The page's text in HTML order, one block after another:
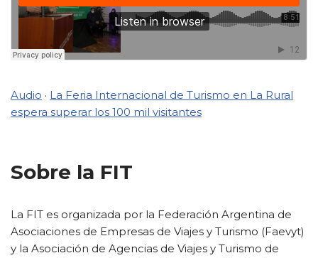
Audio · La Feria Internacional de Turismo en La Rural
espera superar los 100 mil visitantes
Sobre la FIT
La FIT es organizada por la Federación Argentina de
Asociaciones de Empresas de Viajes y Turismo (Faevyt)
y la Asociación de Agencias de Viajes y Turismo de